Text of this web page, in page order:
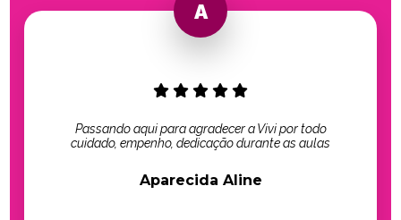
Passando aqui para agradecer a Vivi por todo
cuidado, empenho, dedicação durante as aulas
Aparecida Aline